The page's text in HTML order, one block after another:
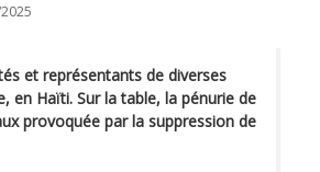
et représentants de diverses
en Haïti. Sur la table, la pénurie de
provoquée par la suppression de